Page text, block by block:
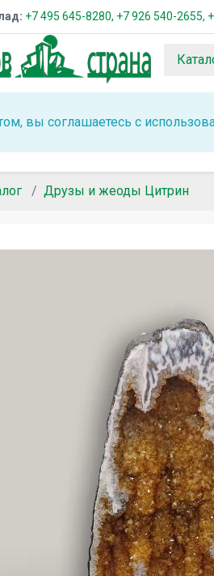
+7 495 645-8280, +7 926 540-2655,
вы соглашаетесь с
Друзы и жеоды Цитрин